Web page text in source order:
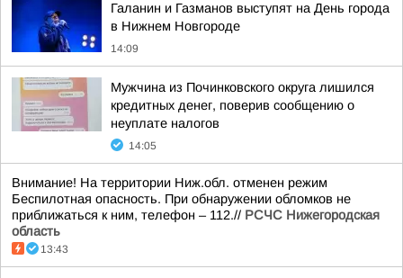
Галанин и Газманов выступят на День города
в Нижнем Новгороде
14:09
Мужчина из Починковского округа лишился
кредитных денег, поверив сообщению о
неуплате налогов
14:05
Внимание! На территории Ниж.обл. отменен режим
Беспилотная опасность. При обнаружении обломков не
приближаться к ним, телефон – 112.// РСЧС Нижегородская
область
13:43